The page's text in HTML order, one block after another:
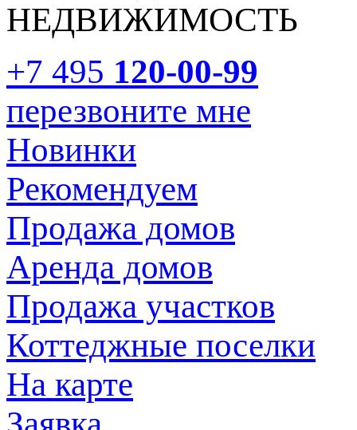
НЕДВИЖИМОСТЬ
+7 495 120-00-99
перезвоните мне
Новинки
Рекомендуем
Продажа домов
Аренда домов
Продажа участков
Коттеджные поселки
На карте